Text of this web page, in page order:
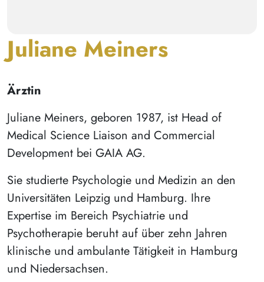
Juliane Meiners
Ärztin
Juliane Meiners, geboren 1987, ist Head of
Medical Science Liaison and Commercial
Development bei GAIA AG.
Sie studierte Psychologie und Medizin an den
Universitäten Leipzig und Hamburg. Ihre
Expertise im Bereich Psychiatrie und
Psychotherapie beruht auf über zehn Jahren
klinische und ambulante Tätigkeit in Hamburg
und Niedersachsen.